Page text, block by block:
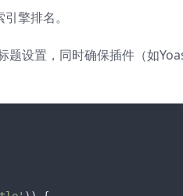
擎排名。
设置，同时确保插件（如